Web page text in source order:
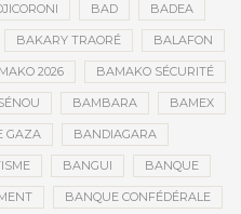
BAD BADEA
BAKARY TRAORÉ BALAFON
2026 BAMAKO SÉCURITÉ
BAMBARA BAMEX
GAZA BANDIAGARA
BANGUI BANQUE
BANQUE CONFÉDÉRALE